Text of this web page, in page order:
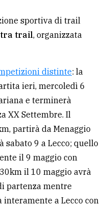
sportiva di trail
trail, organizzata
distinte: la
ieri, mercoledì 6
e terminerà
XX Settembre. Il
partirà da Menaggio
sabato 9 a Lecco; quello
il 9 maggio con
il 10 maggio avrà
partenza mentre
a Lecco con